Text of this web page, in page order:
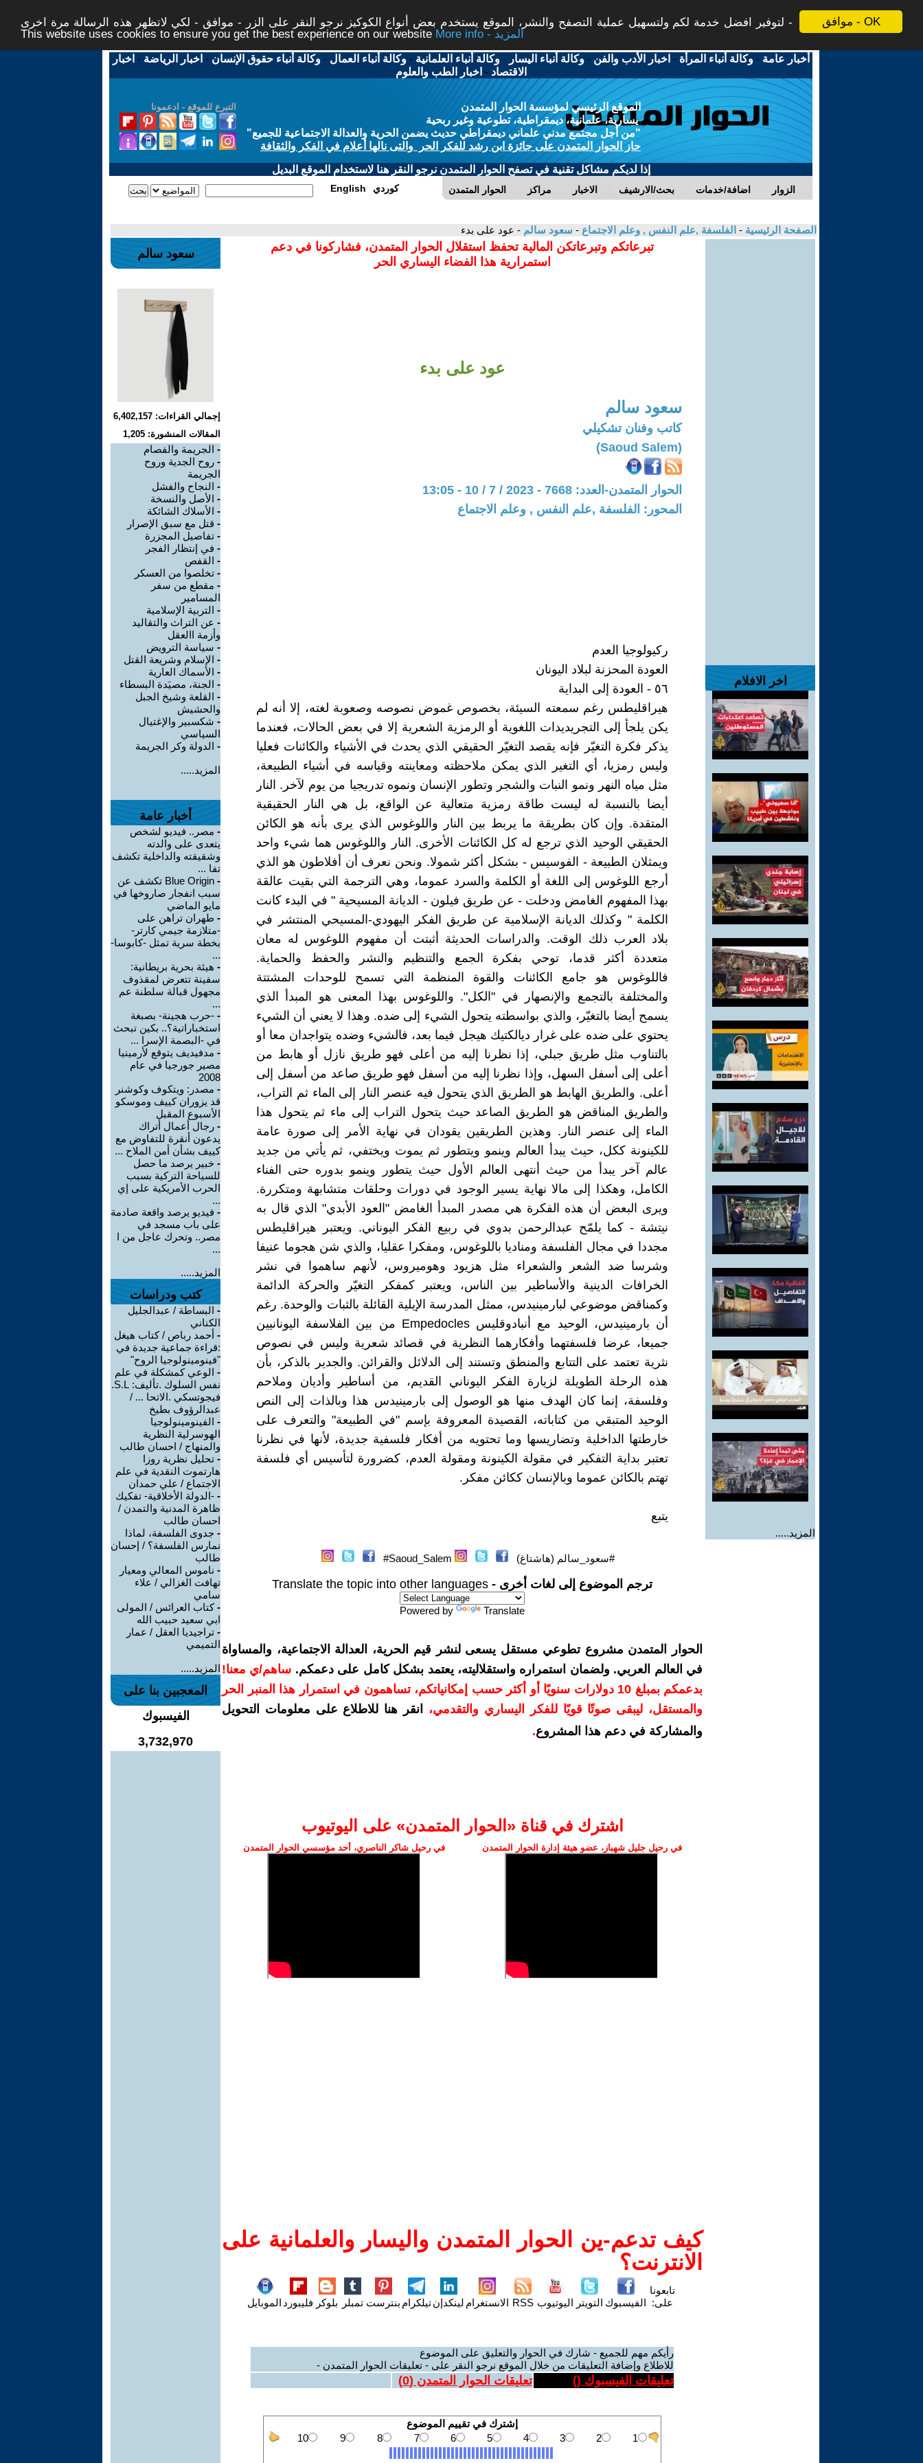
موافق - OK
لتوفير افضل خدمة لكم ولتسهيل عملية التصفح والنشر، الموقع يستخدم بعض أنواع الكوكيز نرجو النقر على الزر - موافق - لكي لاتظهر هذه الرسالة مرة اخرى -
This website uses cookies to ensure you get the best experience on our website
More info - المزيد
أخبار عامة -وكالة أنباء المرأة - اخبار الأدب والفن -وكالة أنباء اليسار -وكالة أنباء العلمانية -وكالة أنباء العمال -وكالة أنباء حقوق الإنسان - اخبار الرياضة - اخبار
الاقتصاد - اخبار الطب والعلوم
التبرع للموقع - ادعمونا
الموقع الرئيسي لمؤسسة الحوار المتمدن
يسارية، علمانية، ديمقراطية، تطوعية وغير ربحية
"من أجل مجتمع مدني علماني ديمقراطي حديث يضمن الحرية والعدالة الاجتماعية للجميع"
حاز الحوار المتمدن على جائزة ابن رشد للفكر الحر والتى نالها أعلام في الفكر والثقافة
إذا لديكم مشاكل تقنية في تصفح الحوار المتمدن نرجو النقر هنا لاستخدام الموقع البديل
الحوار المتمدن مراكز الاخبار بحث/الارشيف اضافة/خدمات الزوار English كوردي
الصفحة الرئيسية - الفلسفة ,علم النفس , وعلم الاجتماع - سعود سالم - عود على بدء
اخر الافلام
المزيد.....
تبرعاتكم وتبرعاتكن المالية تحفظ استقلال الحوار المتمدن، فشاركونا في دعم
استمرارية هذا الفضاء اليساري الحر
عود على بدء
سعود سالم
كاتب وفنان تشكيلي
(Saoud Salem)
الحوار المتمدن-العدد: 7668 - 2023 / 7 / 10 - 13:05
المحور: الفلسفة ,علم النفس , وعلم الاجتماع
ركيولوجيا العدم
العودة المحزنة لبلاد اليونان
٥٦ - العودة إلى البداية
هيراقليطس رغم سمعته السيئة، بخصوص غموض نصوصه وصعوبة لغته، إلا أنه لم
يكن يلجأ إلى التجريديدات اللغوية أو الرمزية الشعرية إلا في بعض الحالات، فعندما
يذكر فكرة التغيّر فإنه يقصد التغيّر الحقيقي الذي يحدث في الأشياء والكائنات فعليا
وليس رمزيا، أي التغير الذي يمكن ملاحظته ومعاينته وقياسه في أشياء الطبيعة،
مثل مياه النهر ونمو النبات والشجر وتطور الإنسان ونموه تدريجيا من يوم لآخر. النار
أيضا بالنسبة له ليست طاقة رمزية متعالية عن الواقع، بل هي النار الحقيقية
المتقدة. وإن كان بطريقة ما يربط بين النار واللوغوس الذي يرى بأنه هو الكائن
الحقيقي الوحيد الذي ترجع له كل الكائنات الأخرى. النار واللوغوس هما شيء واحد
ويمثلان الطبيعة - الفوسيس - بشكل أكثر شمولا. ونحن نعرف أن أفلاطون هو الذي
أرجع اللوغوس إلى اللغة أو الكلمة والسرد عموما، وهي الترجمة التي بقيت عالقة
بهذا المفهوم الغامض ودخلت - عن طريق فيلون - الديانة المسيحية " في البدء كانت
الكلمة " وكذلك الديانة الإسلامية عن طريق الفكر اليهودي-المسيحي المنتشر في
بلاد العرب ذلك الوقت. والدراسات الحديثة أثبتت أن مفهوم اللوغوس له معان
متعددة أكثر قدما، توحي بفكرة الجمع والتنظيم والنشر والحفظ والحماية.
فاللوغوس هو جامع الكائنات والقوة المنظمة التي تسمح للوحدات المشتتة
والمختلفة بالتجمع والإنصهار في "الكل". واللوغوس بهذا المعنى هو المبدأ الذي
يسمح أيضا بالتغيّر، والذي بواسطته يتحول الشيء إلى ضده. وهذا لا يعني أن الشيء
يحتوي على ضده على غرار ديالكتيك هيجل فيما بعد، فالشيء وضده يتواجدان معا أو
بالتناوب مثل طريق جبلي، إذا نظرنا إليه من أعلى فهو طريق نازل أو هابط من
أعلى إلى أسفل السهل، وإذا نظرنا إليه من أسفل فهو طريق صاعد من أسفل إلى
أعلى. والطريق الهابط هو الطريق الذي يتحول فيه عنصر النار إلى الماء ثم التراب،
والطريق المناقض هو الطريق الصاعد حيث يتحول التراب إلى ماء ثم يتحول هذا
الماء إلى عنصر النار. وهذين الطريقين يقودان في نهاية الأمر إلى صورة عامة
للكينونة ككل، حيث يبدأ العالم وينمو ويتطور ثم يموت ويختفي، ثم يأتي من جديد
عالم آخر يبدأ من حيث أنتهى العالم الأول حيث يتطور وينمو بدوره حتى الفناء
الكامل، وهكذا إلى مالا نهاية يسير الوجود في دورات وحلقات متشابهة ومتكررة.
ويرى البعض أن هذه الفكرة هي مصدر المبدأ الغامض "العود الأبدي" الذي قال به
نيتشة - كما يلمّح عبدالرحمن بدوي في ربيع الفكر اليوناني. ويعتبر هيراقليطس
مجددا في مجال الفلسفة ومناديا باللوغوس، ومفكرا عقليا، والذي شن هجوما عنيفا
وشرسا ضد الشعر والشعراء مثل هزيود وهوميروس، لأنهم ساهموا في نشر
الخرافات الدينية والأساطير بين الناس، ويعتبر كمفكر التغيّر والحركة الدائمة
وكمناقض موضوعي لبارمينيدس، ممثل المدرسة الإيلية القائلة بالثبات والوحدة. رغم
أن بارمينيدس، الوحيد مع أنبادوقليس Empedocles من بين الفلاسفة اليونانيين
جميعا، عرضا فلسفتهما وأفكارهما النظرية في قصائد شعرية وليس في نصوص
نثرية تعتمد على التتابع والمنطق وتستند إلى الدلائل والقرائن. والجدير بالذكر، بأن
هذه الرحلة الطويلة لزيارة الفكر اليوناني القديم، من أساطير وأديان وملاحم
وفلسفة، إنما كان الهدف منها هو الوصول إلى بارمينيدس هذا وبالذات إلى النص
الوحيد المتبقي من كتاباته، القصيدة المعروفة بإسم "في الطبيعة" والتعرف على
خارطتها الداخلية وتضاريسها وما تحتويه من أفكار فلسفية جديدة، لأنها في نظرنا
تعتبر بداية التفكير في مقولة الكينونة ومقولة العدم، كضرورة لتأسيس أي فلسفة
تهتم بالكائن عموما وبالإنسان ككائن مفكر.
يتبع
#سعود_سالم (هاشتاغ) Saoud_Salem#
ترجم الموضوع إلى لغات أخرى - Translate the topic into other languages
Powered by Translate
الحوار المتمدن مشروع تطوعي مستقل يسعى لنشر قيم الحرية، العدالة الاجتماعية، والمساواة
في العالم العربي. ولضمان استمراره واستقلاليته، يعتمد بشكل كامل على دعمكم. ساهم/ي معنا!
بدعمكم بمبلغ 10 دولارات سنويًا أو أكثر حسب إمكانياتكم، تساهمون في استمرار هذا المنبر الحر
والمستقل، ليبقى صوتًا قويًا للفكر اليساري والتقدمي،
انقر هنا للاطلاع على معلومات التحويل
والمشاركة في دعم هذا المشروع.
اشترك في قناة ‫«الحوار المتمدن» على اليوتيوب
في رحيل جليل شهباز، عضو هيئة إدارة الحوار المتمدن في رحيل شاكر الناصري، أحد مؤسسي الحوار المتمدن
كيف تدعم-ين الحوار المتمدن واليسار والعلمانية على
الانترنت؟
تابعونا
على: الفيسبوك التويتر اليوتيوب RSS الانستغرام لينكدإنتيلكرام بنترست تمبلر بلوكر فليبورد الموبايل
رأيكم مهم للجميع - شارك في الحوار والتعليق على الموضوع
للاطلاع وإضافة التعليقات من خلال الموقع نرجو النقر على - تعليقات الحوار المتمدن -
تعليقات الفيسبوك () تعليقات الحوار المتمدن (0
)
سعود سالم
إجمالي القراءات: 6,402,157
المقالات المنشورة: 1,205
- الجريمة والفصام
- روح الجدية وروح
الجريمة
- النجاح والفشل
- الأصل والنسخة
- الأسلاك الشائكة
- قتل مع سبق الإصرار
- تفاصيل المجزرة
- في إنتظار الفجر
- القفص
- تخلصوا من العسكر
- مقطع من سفر
المسامير
- التربية الإسلامية
- عن التراث والتقاليد
وأزمة االعقل
- سياسة الترويض
- الإسلام وشريعة القتل
- الأسماك العارية
- الجنة، مصيَدة البسطاء
- القلعة وشيخ الجبل
والحشيش
- شكسبير والإغتيال
السياسي
- الدولة وكر الجريمة
المزيد.....
أخبار عامة
- مصر.. فيديو لشخص
يتعدى على والدته
وشقيقته والداخلية تكشف
تفا ...
-
Blue Origin تكشف عن
سبب انفجار صاروخها في
مايو الماضي
- طهران تراهن على
-متلازمة جيمي كارتر-
بخطة سرية تمثل -كابوسا-
...
- هيئة بحرية بريطانية:
سفينة تتعرض لمقذوف
مجهول قبالة سلطنة عم
...
- -حرب هجينة- بصبغة
استخباراتية؟.. بكين تبحث
في -البصمة الإسرا ...
- مدفيديف يتوقع لأرمينيا
مصير جورجيا في عام
2008
- مصدر: ويتكوف وكوشنر
قد يزوران كييف وموسكو
الأسبوع المقبل
- رجال أعمال أتراك
يدعون أنقرة للتفاوض مع
كييف بشأن أمن الملاح ...
- خبير يرصد ما حصل
للسياحة التركية بسبب
الحرب الأمريكية على إي
...
- فيديو يرصد واقعة صادمة
على باب مسجد في
مصر.. وتحرك عاجل من ا
...
المزيد.....
كتب ودراسات
- البساطة / عبدالجليل
الكناني
- أحمد رباص / كتاب هيغل
:قراءة جماعية جديدة في
"فينومينولوجيا الروح"
- الوعي كمشكلة في علم
نفس السلوك .تأليف: S.L.
فيجوتسكي .الاتحا ... /
عبدالرؤوف بطيخ
- الفينومينولوجيا
الهوسرلية النظرية
والمنهاج / احسان طالب
- تحليل نظرية روزا
هارتموت النقدية في علم
الاجتماع / علي حمدان
- -الدولة الأخلاقية- تفكيك
ظاهرة المدنية والتمدن /
احسان طالب
- جدوى الفلسفة، لماذا
نمارس الفلسفة؟ / إحسان
طالب
- ناموس المعالي ومعيار
تهافت الغزالي / علاء
سامي
-كتاب العرائس / المولى
ابي سعيد حبيب الله
- تراجيديا العقل / عمار
التميمي
المزيد.....
المعجبين بنا على
الفيسبوك
3,732,970